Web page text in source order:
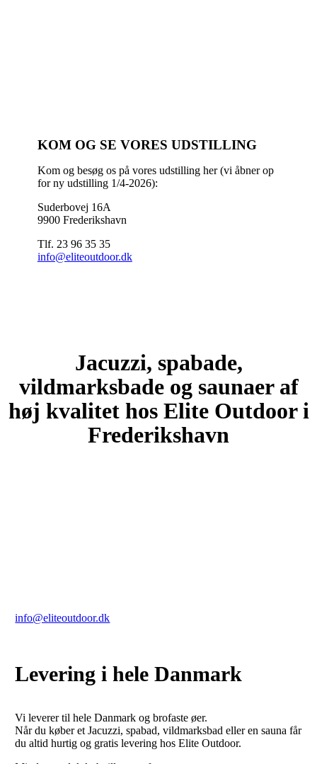
KOM OG SE VORES UDSTILLING
Kom og besøg os på vores udstilling her (vi åbner op
for ny udstilling 1/4-2026):
Suderbovej 16A
9900 Frederikshavn
Tlf. 23 96 35 35
info@eliteoutdoor.dk
Jacuzzi, spabade,
vildmarksbade og saunaer af
høj kvalitet hos Elite Outdoor i
Frederikshavn
info@eliteoutdoor.dk
Levering i hele Danmark
Vi leverer til hele Danmark og brofaste øer.
Når du køber et Jacuzzi, spabad, vildmarksbad eller en sauna får
du altid hurtig og gratis levering hos Elite Outdoor.